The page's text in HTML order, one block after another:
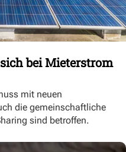
bei Mieterstrom
mit neuen
die gemeinschaftliche
sind betroffen.